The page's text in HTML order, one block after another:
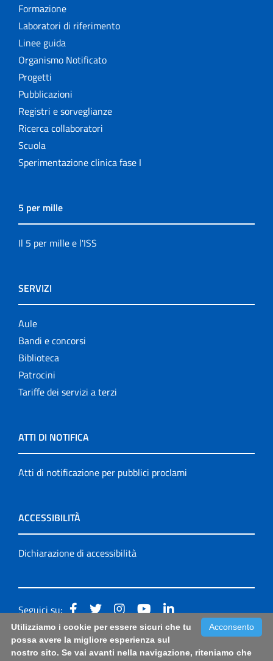
Formazione
Laboratori di riferimento
Linee guida
Organismo Notificato
Progetti
Pubblicazioni
Registri e sorveglianze
Ricerca collaboratori
Scuola
Sperimentazione clinica fase I
5 per mille
Il 5 per mille e l'ISS
SERVIZI
Aule
Bandi e concorsi
Biblioteca
Patrocini
Tariffe dei servizi a terzi
ATTI DI NOTIFICA
Atti di notificazione per pubblici proclami
ACCESSIBILITÀ
Dichiarazione di accessibilità
Seguici su:
Accessibilità: form di segnalazione di prima istanza per
questa pagina|Note Legali | Sitemap
Acconsento
Utilizziamo i cookie per essere sicuri che tu
possa avere la migliore esperienza sul
nostro sito. Se vai avanti nella navigazione, riteniamo che